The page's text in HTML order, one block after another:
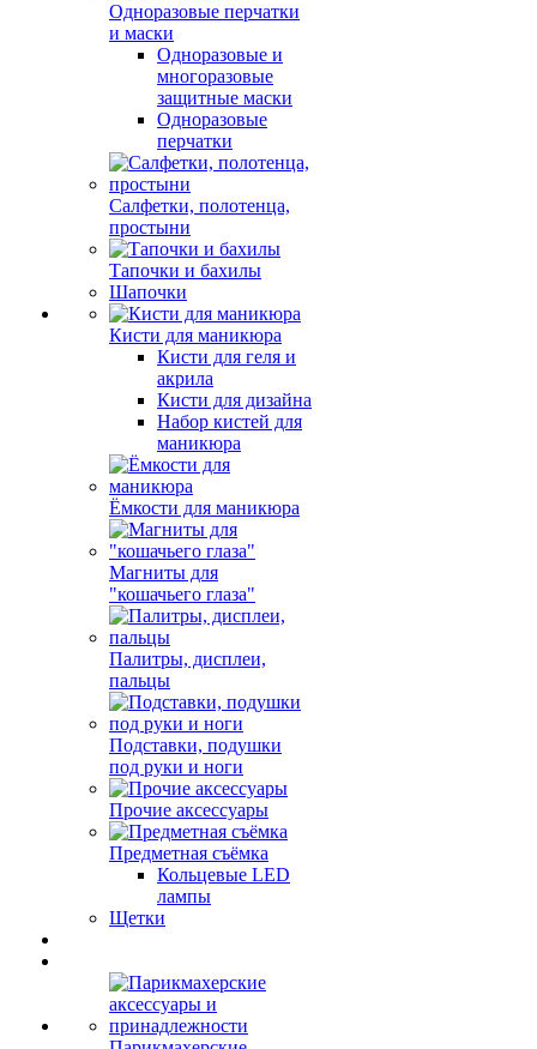
Одноразовые перчатки
и маски
Одноразовые и
многоразовые
защитные маски
Одноразовые
перчатки
Салфетки, полотенца,
простыни
Тапочки и бахилы
Шапочки
Кисти для маникюра
Кисти для геля и
акрила
Кисти для дизайна
Набор кистей для
маникюра
Ёмкости для маникюра
Магниты для
"кошачьего глаза"
Палитры, дисплеи,
пальцы
Подставки, подушки
под руки и ноги
Прочие аксессуары
Предметная съёмка
Кольцевые LED
лампы
Щетки